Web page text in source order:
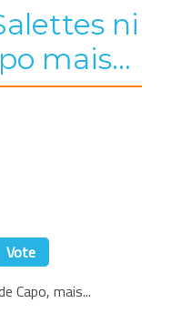
ni
mais...
Capo, mais...